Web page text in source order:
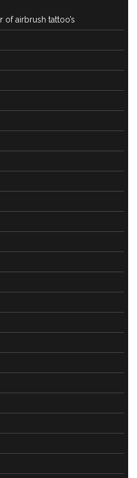
of airbrush tattoo’s